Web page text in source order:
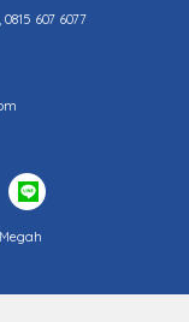
0815 607 6077